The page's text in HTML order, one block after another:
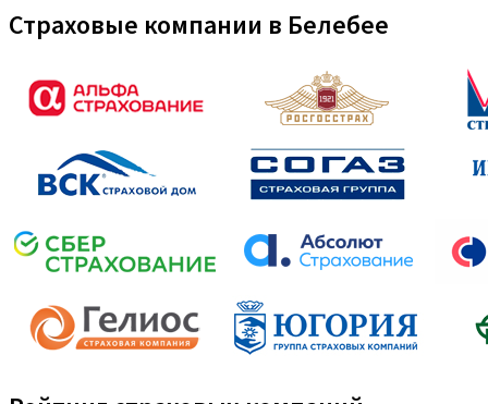
Страховые компании в Белебее